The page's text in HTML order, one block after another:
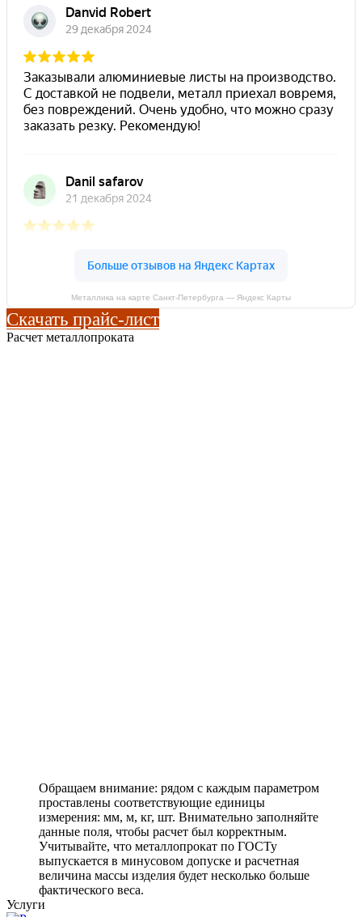
Металлика на карте Санкт‑Петербурга — Яндекс Карты
Скачать прайс-лист
Расчет металлопроката
Обращаем внимание: рядом с каждым параметром
проставлены соответствующие единицы
измерения: мм, м, кг, шт. Внимательно заполняйте
данные поля, чтобы расчет был корректным.
Учитывайте, что металлопрокат по ГОСТу
выпускается в минусовом допуске и расчетная
величина массы изделия будет несколько больше
фактического веса.
Услуги